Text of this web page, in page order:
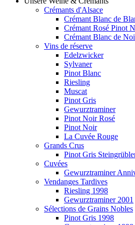
Crémants d'Alsace
Crémant Blanc de
Crémant Rosé Pinot
Crémant Blanc de
Vins de réserve
Edelzwicker
Sylvaner
Pinot Blanc
Riesling
Muscat
Pinot Gris
Gewurztraminer
Pinot Noir Rosé
Pinot Noir
La Cuvée Rouge
Grands Crus
Pinot Gris
Cuvées
Gewurztraminer
Vendanges Tardives
Riesling 1998
Gewurztraminer 2001
Sélections de Grains Nobles
Pinot Gris 1998